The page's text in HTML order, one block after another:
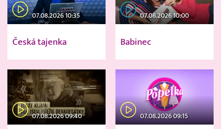
07.08.2026 10:35
Česká tajenka
07.08.2026 10:00
Babinec
07.08.2026 09:40 07.08.2026 09:15